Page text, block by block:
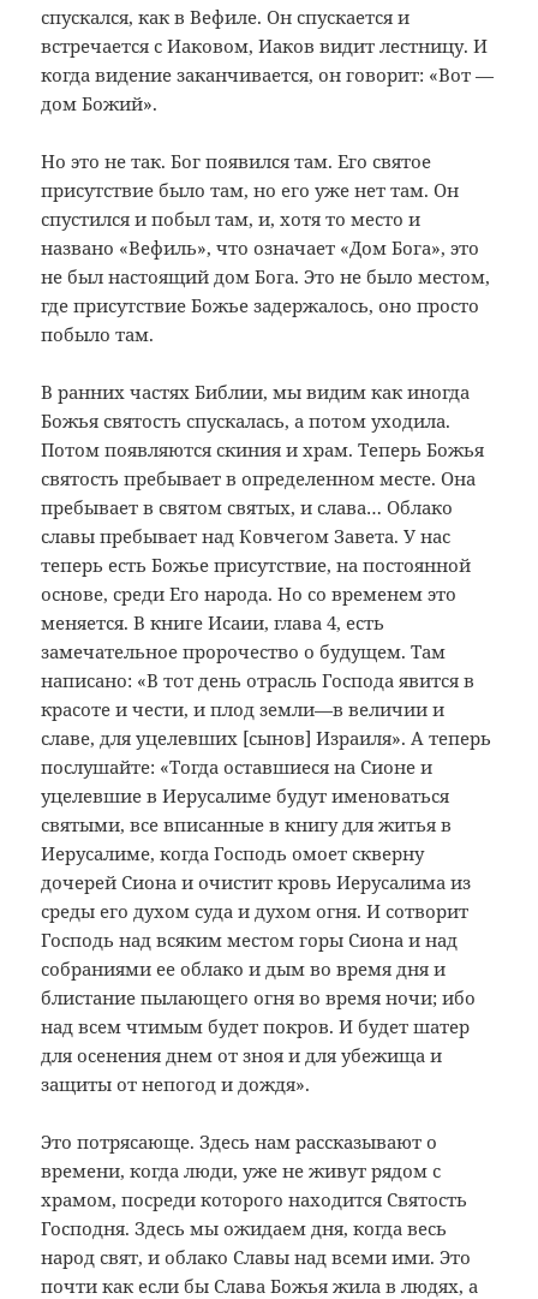
спускался, как в Вефиле. Он спускается и
встречается с Иаковом, Иаков видит лестницу. И
когда видение заканчивается, он говорит: «Вот —
дом Божий».
Но это не так. Бог появился там. Его святое
присутствие было там, но его уже нет там. Он
спустился и побыл там, и, хотя то место и
названо «Вефиль», что означает «Дом Бога», это
не был настоящий дом Бога. Это не было местом,
где присутствие Божье задержалось, оно просто
побыло там.
В ранних частях Библии, мы видим как иногда
Божья святость спускалась, а потом уходила.
Потом появляются скиния и храм. Теперь Божья
святость пребывает в определенном месте. Она
пребывает в святом святых, и слава… Облако
славы пребывает над Ковчегом Завета. У нас
теперь есть Божье присутствие, на постоянной
основе, среди Его народа. Но со временем это
меняется. В книге Исаии, глава 4, есть
замечательное пророчество о будущем. Там
написано: «В тот день отрасль Господа явится в
красоте и чести, и плод земли—в величии и
славе, для уцелевших [сынов] Израиля». А теперь
послушайте: «Тогда оставшиеся на Сионе и
уцелевшие в Иерусалиме будут именоваться
святыми, все вписанные в книгу для житья в
Иерусалиме, когда Господь омоет скверну
дочерей Сиона и очистит кровь Иерусалима из
среды его духом суда и духом огня. И сотворит
Господь над всяким местом горы Сиона и над
собраниями ее облако и дым во время дня и
блистание пылающего огня во время ночи; ибо
над всем чтимым будет покров. И будет шатер
для осенения днем от зноя и для убежища и
защиты от непогод и дождя».
Это потрясающе. Здесь нам рассказывают о
времени, когда люди, уже не живут рядом с
храмом, посреди которого находится Святость
Господня. Здесь мы ожидаем дня, когда весь
народ свят, и облако Славы над всеми ими. Это
почти как если бы Слава Божья жила в людях, а